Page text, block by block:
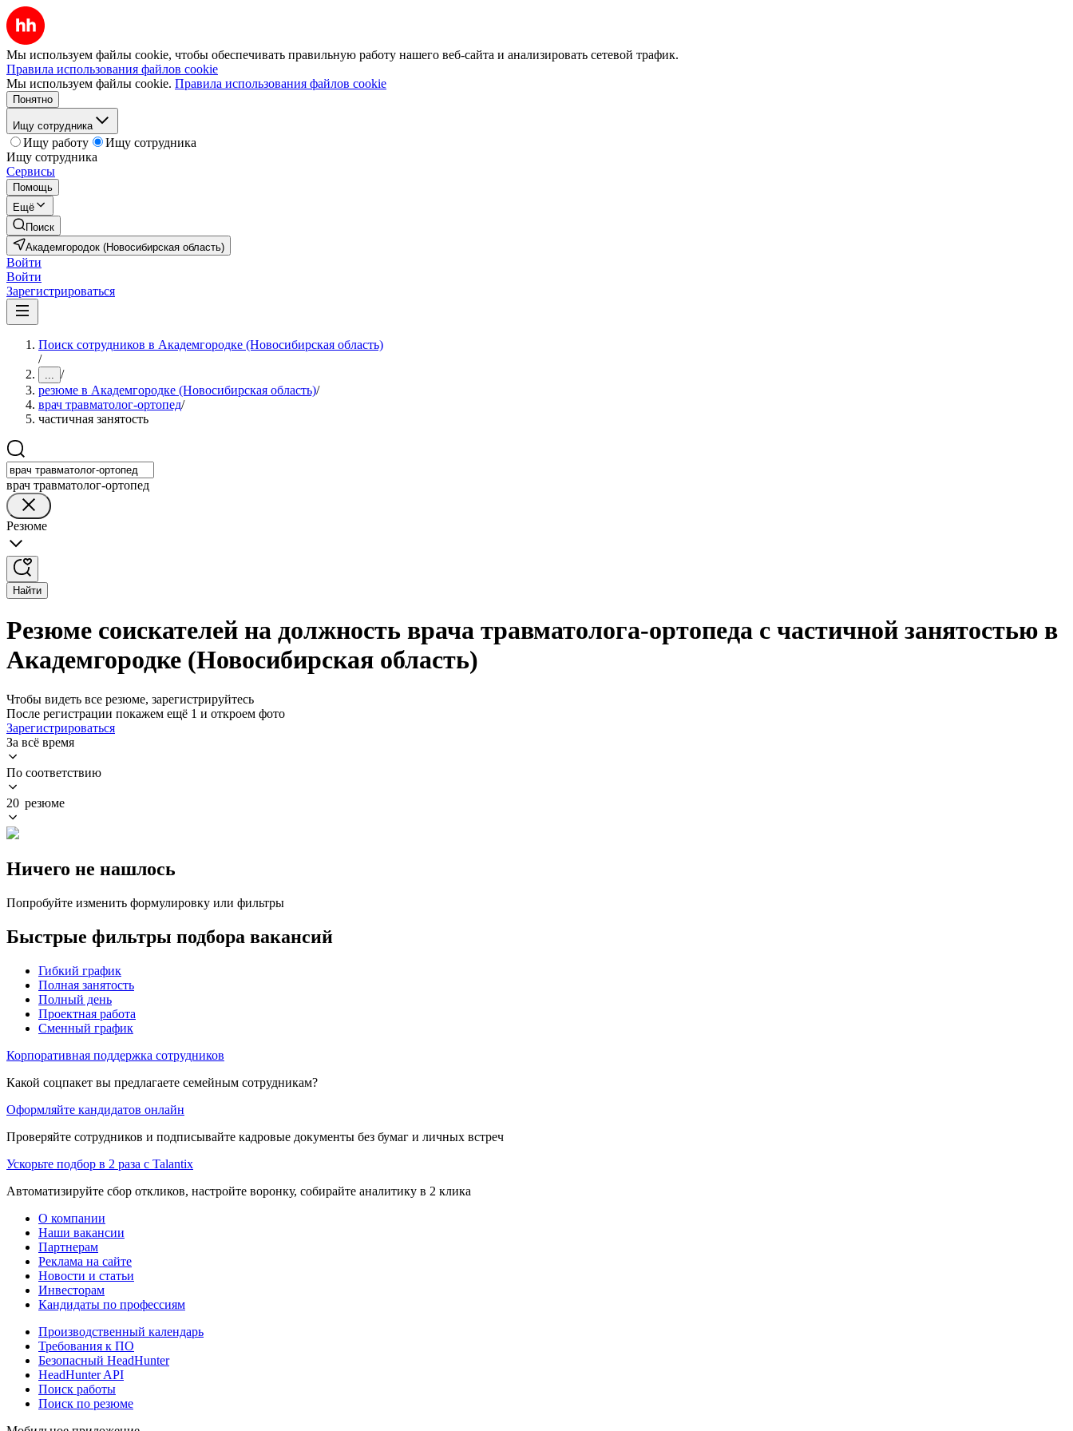
Мы используем файлы cookie, чтобы обеспечивать правильную работу нашего веб-сайта и анализировать сетевой трафик.
Правила использования файлов cookie
Мы используем файлы cookie. Правила использования файлов cookie
Понятно
Ищу сотрудника
Ищу работу
Ищу сотрудника
Ищу сотрудника
Сервисы
Помощь
Ещё
Поиск
Академгородок (Новосибирская область)
Войти
Войти
Зарегистрироваться
Поиск сотрудников в Академгородке (Новосибирская область)
/
... /
резюме в Академгородке (Новосибирская область)/
врач травматолог-ортопед/
частичная занятость
врач травматолог-ортопед
Резюме
Найти
Резюме соискателей на должность врача травматолога-ортопеда с частичной занятостью в
Академгородке (Новосибирская область)
Чтобы видеть все резюме, зарегистрируйтесь
После регистрации покажем ещё 1 и откроем фото
Зарегистрироваться
За всё время
По соответствию
20 резюме
Ничего не нашлось
Попробуйте изменить формулировку или фильтры
Быстрые фильтры подбора вакансий
Гибкий график
Полная занятость
Полный день
Проектная работа
Сменный график
Корпоративная поддержка сотрудников
Какой соцпакет вы предлагаете семейным сотрудникам?
Оформляйте кандидатов онлайн
Проверяйте сотрудников и подписывайте кадровые документы без бумаг и личных встреч
Ускорьте подбор в 2 раза с Talantix
Автоматизируйте сбор откликов, настройте воронку, собирайте аналитику в 2 клика
О компании
Наши вакансии
Партнерам
Реклама на сайте
Новости и статьи
Инвесторам
Кандидаты по профессиям
Производственный календарь
Требования к ПО
Безопасный HeadHunter
HeadHunter API
Поиск работы
Поиск по резюме